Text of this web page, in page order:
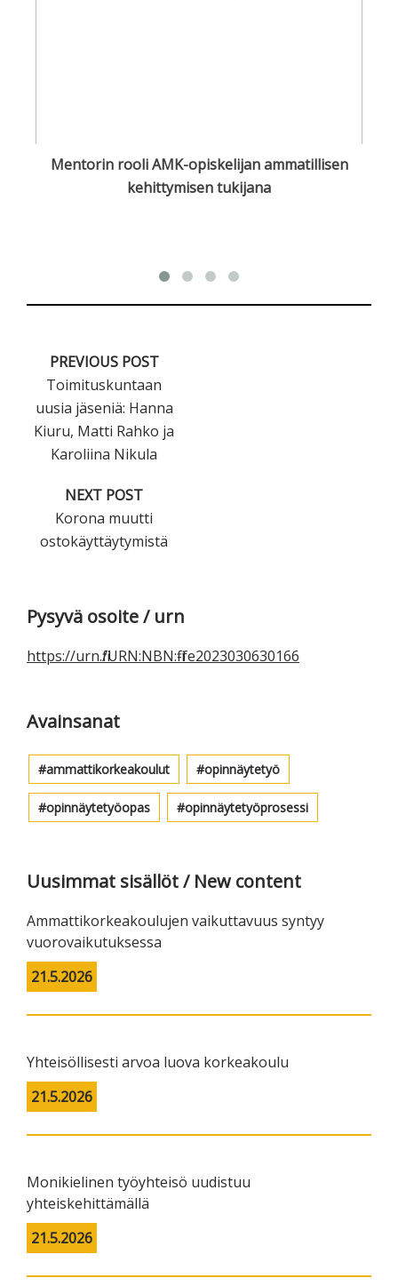
Mentorin rooli AMK-opiskelijan ammatillisen
kehittymisen tukijana
PREVIOUS POST
Toimituskuntaan
uusia jäseniä: Hanna
Kiuru, Matti Rahko ja
Karoliina Nikula
NEXT POST
Korona muutti
ostokäyttäytymistä
Ensisijainen
sivupalkki
Pysyvä osoite / urn
https://urn.fi/URN:NBN:fi-fe2023030630166
Avainsanat
ammattikorkeakoulut opinnäytetyö
opinnäytetyöopas opinnäytetyöprosessi
Uusimmat sisällöt / New content
Ammattikorkeakoulujen vaikuttavuus syntyy
vuorovaikutuksessa
21.5.2026
Yhteisöllisesti arvoa luova korkeakoulu
21.5.2026
Monikielinen työyhteisö uudistuu
yhteiskehittämällä
21.5.2026